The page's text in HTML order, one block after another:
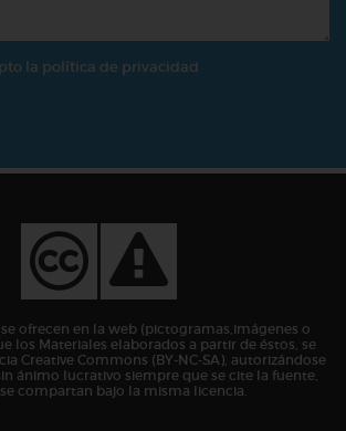
la política de privacidad
ofrecen en la web (pictogramas,imágenes o
los Materiales elaborados a partir de éstos, se
Creative Commons (BY-NC-SA), autorizándose
ánimo lucrativo siempre que se cite la fuente,
compartan bajo la misma licencia.